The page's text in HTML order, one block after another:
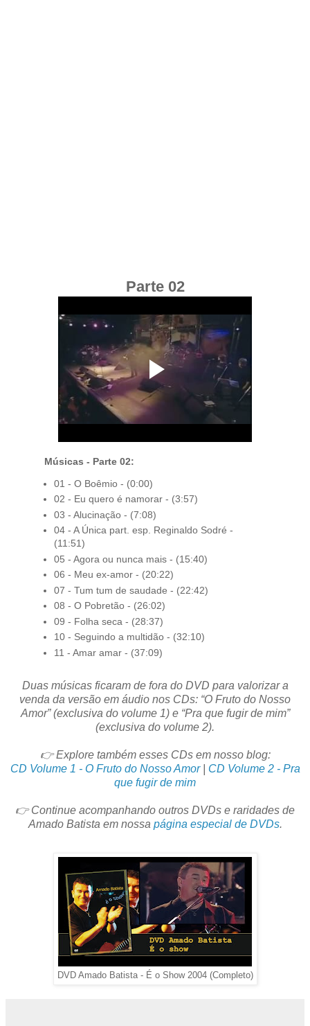
Parte 02
Músicas - Parte 02:
01 - O Boêmio - (0:00)
02 - Eu quero é namorar - (3:57)
03 - Alucinação - (7:08)
04 - A Única part. esp. Reginaldo Sodré -
(11:51)
05 - Agora ou nunca mais - (15:40)
06 - Meu ex-amor - (20:22)
07 - Tum tum de saudade - (22:42)
08 - O Pobretão - (26:02)
09 - Folha seca - (28:37)
10 - Seguindo a multidão - (32:10)
11 - Amar amar - (37:09)
Duas músicas ficaram de fora do DVD para valorizar a
venda da versão em áudio nos CDs: “O Fruto do Nosso
Amor” (exclusiva do volume 1) e “Pra que fugir de mim”
(exclusiva do volume 2).
👉 Explore também esses CDs em nosso blog:
CD Volume 1 - O Fruto do Nosso Amor| CD Volume 2 - Pra
que fugir de mim
👉 Continue acompanhando outros DVDs e raridades de
Amado Batista em nossa página especial de DVDs.
DVD Amado Batista - É o Show 2004 (Completo)